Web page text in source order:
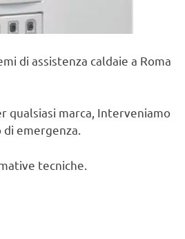
di assistenza caldaie a Roma
qualsiasi marca, Interveniamo
emergenza.
tecniche.